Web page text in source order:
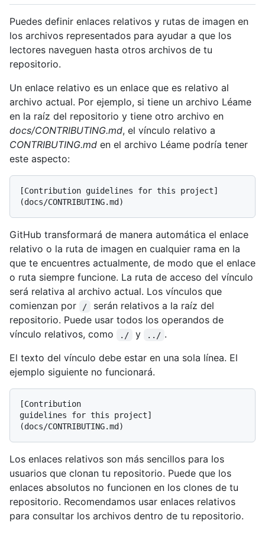
Puedes definir enlaces relativos y rutas de imagen en
los archivos representados para ayudar a que los
lectores naveguen hasta otros archivos de tu
repositorio.
Un enlace relativo es un enlace que es relativo al
archivo actual. Por ejemplo, si tiene un archivo Léame
en la raíz del repositorio y tiene otro archivo en
docs/CONTRIBUTING.md, el vínculo relativo a
CONTRIBUTING.md en el archivo Léame podría tener
este aspecto:
[Contribution guidelines for this project]
GitHub transformará de manera automática el enlace
relativo o la ruta de imagen en cualquier rama en la
que te encuentres actualmente, de modo que el enlace
o ruta siempre funcione. La ruta de acceso del vínculo
será relativa al archivo actual. Los vínculos que
comienzan por
/
serán relativos a la raíz del
repositorio. Puede usar todos los operandos de
vínculo relativos, como
./ y ../ .
El texto del vínculo debe estar en una sola línea. El
ejemplo siguiente no funcionará.
[Contribution
guidelines for this project]
Los enlaces relativos son más sencillos para los
usuarios que clonan tu repositorio. Puede que los
enlaces absolutos no funcionen en los clones de tu
repositorio. Recomendamos usar enlaces relativos
para consultar los archivos dentro de tu repositorio.